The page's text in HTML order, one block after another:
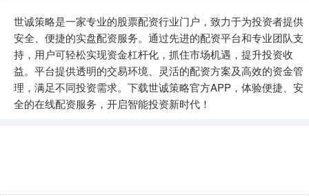
世诚策略是一家专业的股票配资行业门户，致力于为投资者提供
安全、便捷的实盘配资服务。通过先进的配资平台和专业团队支
持，用户可轻松实现资金杠杆化，抓住市场机遇，提升投资收
益。平台提供透明的交易环境、灵活的配资方案及高效的资金管
理，满足不同投资需求。下载世诚策略官方APP，体验便捷、安
全的在线配资服务，开启智能投资新时代！